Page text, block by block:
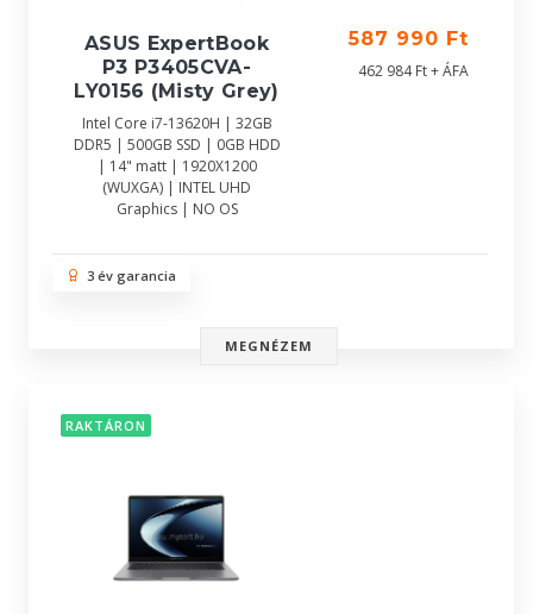
ASUS ExpertBook
P3 P3405CVA-
LY0156 (Misty Grey)
Intel Core i7-13620H | 32GB
DDR5 | 500GB SSD | 0GB HDD
| 14" matt | 1920X1200
(WUXGA) | INTEL UHD
Graphics | NO OS
587 990 Ft
462 984 Ft + ÁFA
3 év garancia
MEGNÉZEM
RAKTÁRON